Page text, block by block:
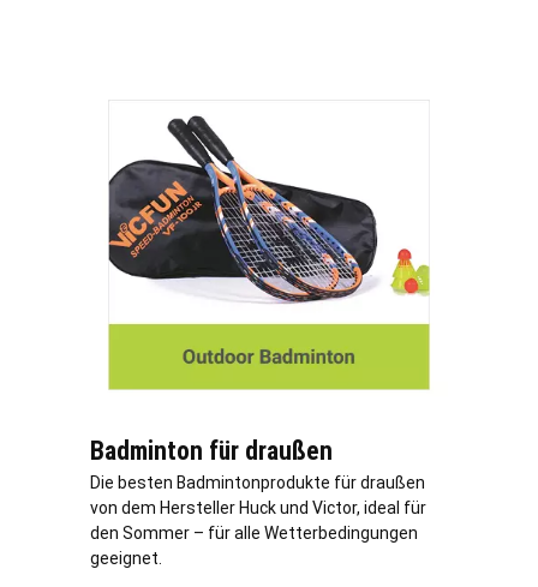
Badminton für draußen
Die besten Badmintonprodukte für draußen
von dem Hersteller Huck und Victor, ideal für
den Sommer – für alle Wetterbedingungen
geeignet.